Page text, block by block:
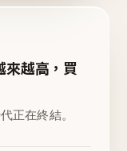
來越高，買
正在終結。